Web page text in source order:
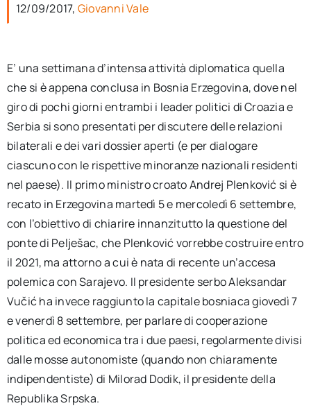
Newsletter
Ita
12/09/2017, Giovanni Vale
E’ una settimana d’intensa attività diplomatica quella
che si è appena conclusa in Bosnia Erzegovina, dove nel
giro di pochi giorni entrambi i leader politici di Croazia e
Serbia si sono presentati per discutere delle relazioni
bilaterali e dei vari dossier aperti (e per dialogare
ciascuno con le rispettive minoranze nazionali residenti
nel paese). Il primo ministro croato Andrej Plenković si è
recato in Erzegovina martedì 5 e mercoledì 6 settembre,
con l’obiettivo di chiarire innanzitutto la questione del
ponte di Pelješac, che Plenković vorrebbe costruire entro
il 2021, ma attorno a cui è nata di recente un’accesa
polemica con Sarajevo. Il presidente serbo Aleksandar
Vučić ha invece raggiunto la capitale bosniaca giovedì 7
e venerdì 8 settembre, per parlare di cooperazione
politica ed economica tra i due paesi, regolarmente divisi
dalle mosse autonomiste (quando non chiaramente
indipendentiste) di Milorad Dodik, il presidente della
Republika Srpska.